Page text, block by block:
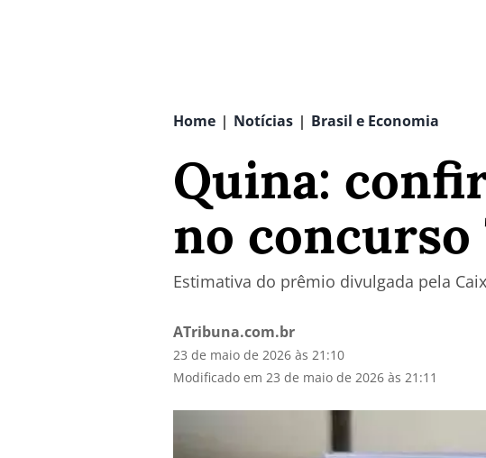
Home | Notícias | Brasil e Economia
Quina:
no concurso
Estimativa do prêmio divulgada pela
ATribuna.com.br
23 de maio de 2026 às 21:10
Modificado em 23 de maio de 2026 às 21:11